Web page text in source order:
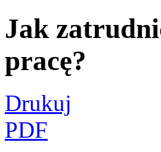
Jak
pracę?
Drukuj
PDF